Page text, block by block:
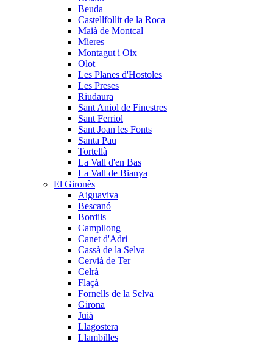
Beuda
Castellfollit de la Roca
Maià de Montcal
Mieres
Montagut i Oix
Olot
Les Planes d'Hostoles
Les Preses
Riudaura
Sant Aniol de Finestres
Sant Ferriol
Sant Joan les Fonts
Santa Pau
Tortellà
La Vall d'en Bas
La Vall de Bianya
El Gironès
Aiguaviva
Bescanó
Bordils
Campllong
Canet d'Adri
Cassà de la Selva
Cervià de Ter
Celrà
Flaçà
Fornells de la Selva
Girona
Juià
Llagostera
Llambilles